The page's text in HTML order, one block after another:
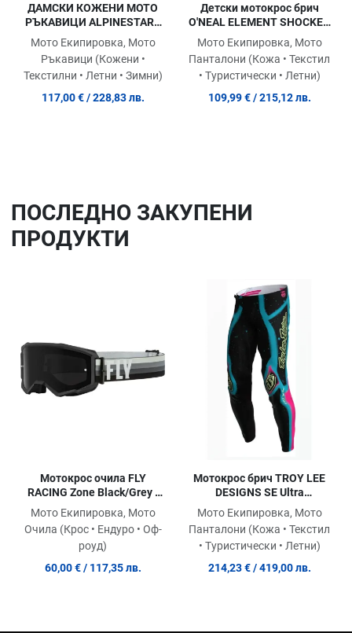
ДАМСКИ КОЖЕНИ МОТО
РЪКАВИЦИ ALPINESTARS
STELLA SP-8 V3
BLACK/WHITE
Мото Екипировка, Мото
Ръкавици (Кожени •
Текстилни • Летни • Зимни)
117,00 € / 228,83 лв.
Детски мотокрос брич
O'NEAL ELEMENT SHOCKER
BLUE/ORANGE V.25
Мото Екипировка, Мото
Панталони (Кожа • Текстил
• Туристически • Летни)
109,99 € / 215,12 лв.
ПОСЛЕДНO ЗАКУПЕНИ
ПРОДУКТИ
Добави в любими
Сравни продукт
Мотокрос очила FLY
RACING Zone Black/Grey -
Dark Smoke Lens
Мото Екипировка, Мото
Очила (Крос • Ендуро • Оф-
роуд)
60,00 € / 117,35 лв.
Мотокрос брич TROY LEE
DESIGNS SE Ultra
Membrane Pants -
Black/Yellow
Мото Екипировка, Мото
Панталони (Кожа • Текстил
• Туристически • Летни)
214,23 € / 419,00 лв.